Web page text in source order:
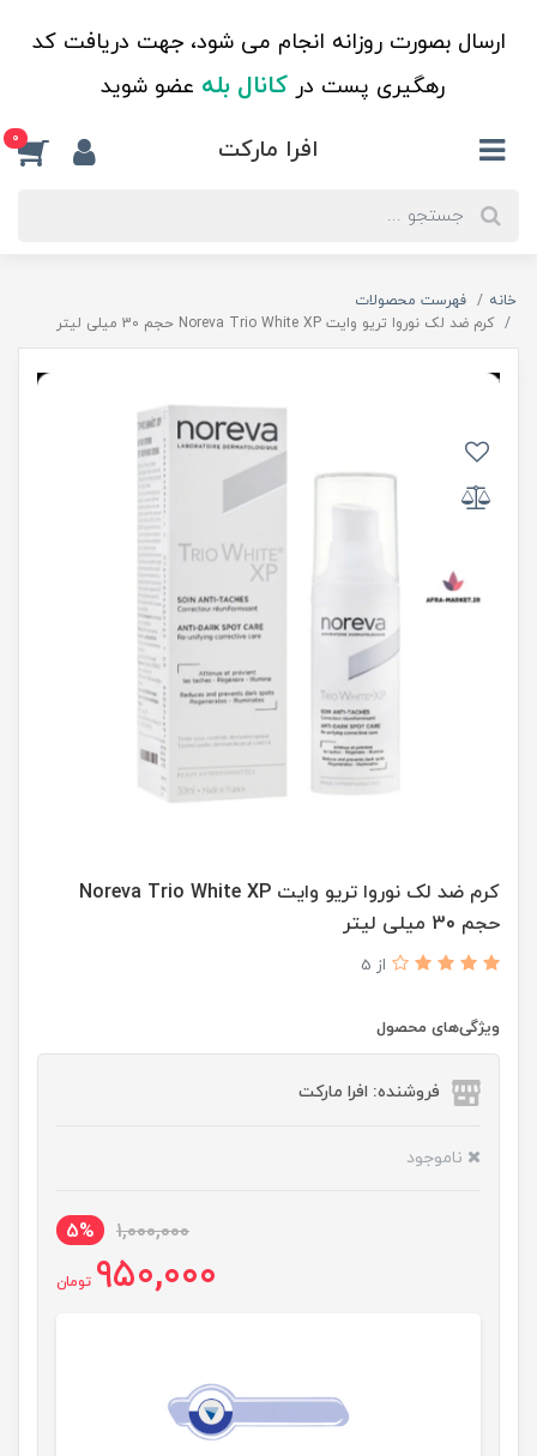
ارسال بصورت روزانه انجام می شود، جهت دریافت کد
رهگیری پست درکانال بله عضو شوید
افرا مارکت 0
خانه
فهرست محصولات
کرم ضد لک نوروا تریو وایت Noreva Trio White XP حجم 30 میلی لیتر
کرم ضد لک نوروا تریو وایت Noreva Trio White XP
حجم 30 میلی لیتر
از 5
ویژگی‌های محصول
فروشنده: افرا مارکت
ناموجود
1,000,000
5%
950,000 تومان